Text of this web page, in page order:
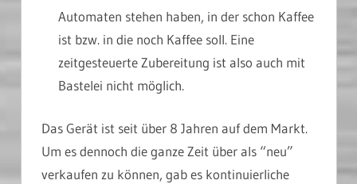
Automaten stehen haben, in der schon Kaffee
ist bzw. in die noch Kaffee soll. Eine
zeitgesteuerte Zubereitung ist also auch mit
Bastelei nicht möglich.
Das Gerät ist seit über 8 Jahren auf dem Markt.
Um es dennoch die ganze Zeit über als “neu”
verkaufen zu können, gab es kontinuierliche